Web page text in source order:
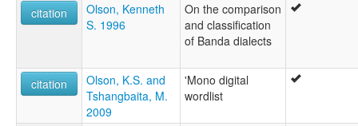
citation
Olson, Kenneth
S. 1996
On the comparison
and classification
of Banda dialects
citation
Olson, K.S. and
Tshangbaita, M.
2009
'Mono digital
wordlist